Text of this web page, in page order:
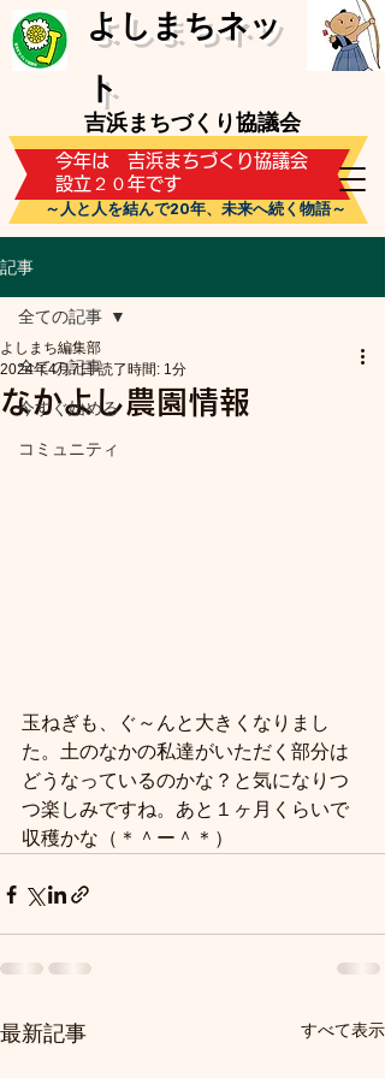
吉浜まちづくり協議会
​よしまちネッ
ト
​今年は 吉浜まちづくり協議会
設立２０年です
～人と人を結んで20年、未来へ続く物語～
記事
全ての記事
今すぐ始める
コミュニティ
全ての記事
なかよし農園情報
よしまち編集部
2024年4月7日 読了時間: 1分
玉ねぎも、ぐ～んと大きくなりまし
た。土のなかの私達がいただく部分は
どうなっているのかな？と気になりつ
つ楽しみですね。あと１ヶ月くらいで
収穫かな（＊＾ー＾＊）
最新記事 すべて表示